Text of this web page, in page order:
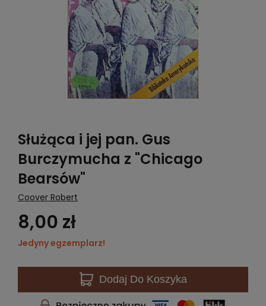
Służąca i jej pan. Gus
Burczymucha z "Chicago
Bearsów"
Coover Robert
8,00 zł
Jedyny egzemplarz!
Dodaj Do Koszyka